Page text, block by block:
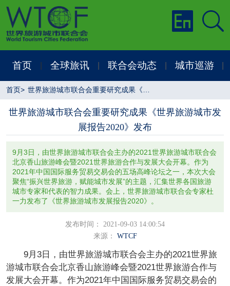
首页 全球旅讯 联合会动态 城市巡游
首页>
世界旅游城市联合会重要研究成果《世界旅游城市发
展报告2020》发布
9月3日，由世界旅游城市联合会主办的2021世界旅游城市联合会
北京香山旅游峰会暨2021世界旅游合作与发展大会开幕。作为
2021年中国国际服务贸易交易会的五场高峰论坛之一，本次大会
聚焦“振兴世界旅游，赋能城市发展”的主题，汇集世界各国旅游
城市专家和代表的智力成果。会上，世界旅游城市联合会专家杜
一力发布了《世界旅游城市发展报告2020》。
发布时间： 2021-09-03 14:00:54
来源：
WTCF
9月3日，由世界旅游城市联合会主办的2021世界旅
游城市联合会北京香山旅游峰会暨2021世界旅游合作与
发展大会开幕。作为2021年中国国际服务贸易交易会的